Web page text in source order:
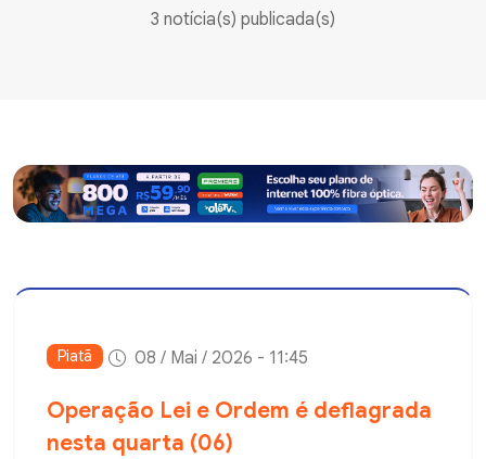
3 notícia(s) publicada(s)
Piatã 08 / Mai / 2026 - 11:45
Operação Lei e Ordem é deflagrada
nesta quarta (06)